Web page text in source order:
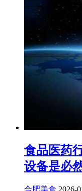
食品医药
设备是必
合肥美食 2026-